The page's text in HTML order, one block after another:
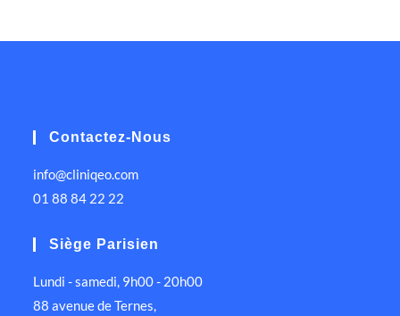
Contactez-Nous
info@cliniqeo.com
01 88 84 22 22
Siège Parisien
Lundi - samedi, 9h00 - 20h00
88 avenue de Ternes,